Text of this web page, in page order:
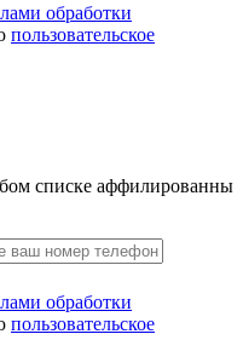
обработки
пользовательское
списке аффилированны
обработки
пользовательское